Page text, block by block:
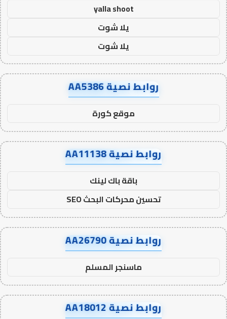
yalla shoot
يلا شوت
يلا شوت
روابط نصية AA5386
موقع كورة
روابط نصية AA11138
باقة باك لينك
تحسين محركات البحث SEO
روابط نصية AA26790
ماسنجر المسلم
روابط نصية AA18012